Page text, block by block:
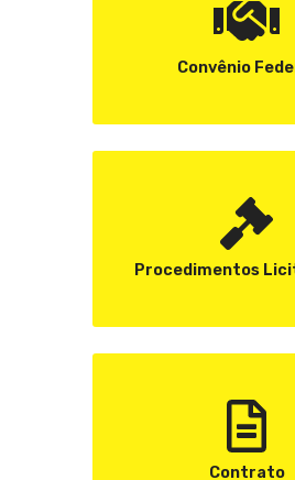
Convênio
Procedimentos
Contrato